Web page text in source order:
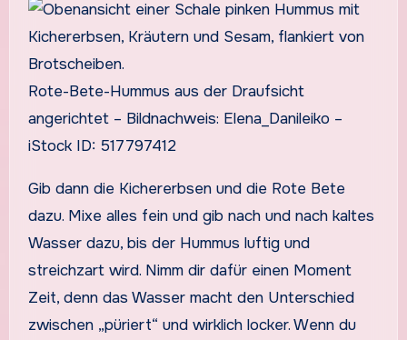
Rote-Bete-Hummus aus der Draufsicht
angerichtet – Bildnachweis: Elena_Danileiko –
iStock ID: 517797412
Gib dann die Kichererbsen und die Rote Bete
dazu. Mixe alles fein und gib nach und nach kaltes
Wasser dazu, bis der Hummus luftig und
streichzart wird. Nimm dir dafür einen Moment
Zeit, denn das Wasser macht den Unterschied
zwischen „püriert“ und wirklich locker. Wenn du